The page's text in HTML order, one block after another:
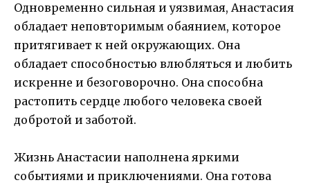
Одновременно сильная и уязвимая, Анастасия
обладает неповторимым обаянием, которое
притягивает к ней окружающих. Она
обладает способностью влюбляться и любить
искренне и безоговорочно. Она способна
растопить сердце любого человека своей
добротой и заботой.
Жизнь Анастасии наполнена яркими
событиями и приключениями. Она готова